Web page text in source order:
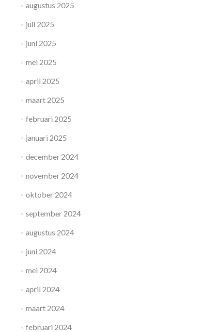
augustus 2025
juli 2025
juni 2025
mei 2025
april 2025
maart 2025
februari 2025
januari 2025
december 2024
november 2024
oktober 2024
september 2024
augustus 2024
juni 2024
mei 2024
april 2024
maart 2024
februari 2024